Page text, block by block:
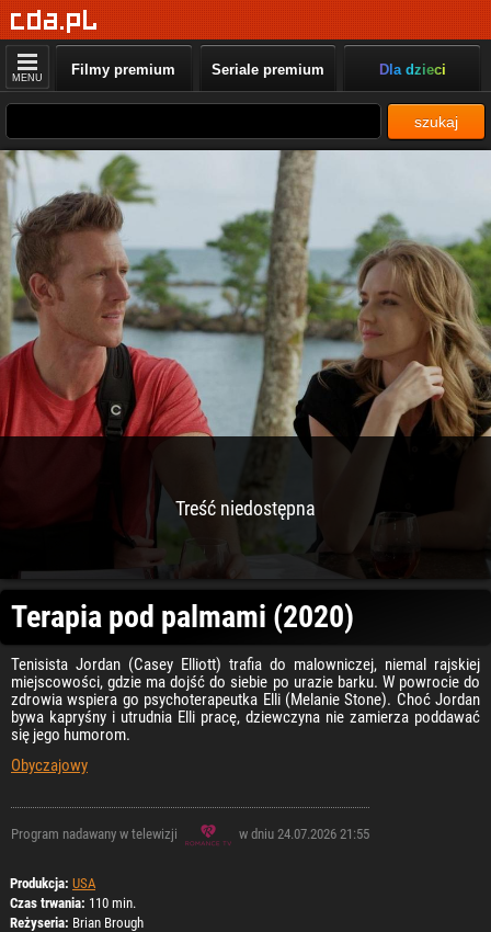
MENU Filmy premium Seriale premium Dla dzieci
szukaj
Treść niedostępna
Terapia pod palmami (2020)
Tenisista Jordan (Casey Elliott) trafia do malowniczej, niemal rajskiej
miejscowości, gdzie ma dojść do siebie po urazie barku. W powrocie do
zdrowia wspiera go psychoterapeutka Elli (Melanie Stone). Choć Jordan
bywa kapryśny i utrudnia Elli pracę, dziewczyna nie zamierza poddawać
się jego humorom.
Obyczajowy
Program nadawany w telewizji w dniu 24.07.2026 21:55
Produkcja: USA
Czas trwania: 110 min.
Reżyseria: Brian Brough